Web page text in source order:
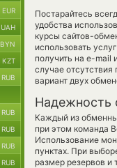
Постарайтесь
удобства
курсы сайтов-
использовать
получить на e-mail
случае
вариант двух
Надежность
Каждый из
при этом команда
Использование
пунктах. При
размер резервов и
EUR
UAH
BYN
KZT
RUB
RUB
RUB
RUB
RUB